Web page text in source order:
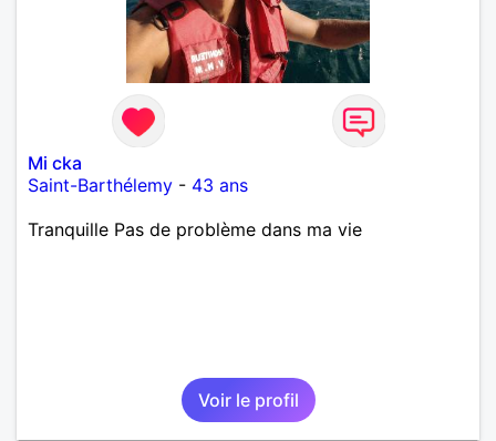
Mi cka
Saint-Barthélemy - 43 ans
Tranquille Pas de problème dans ma vie
Voir le profil